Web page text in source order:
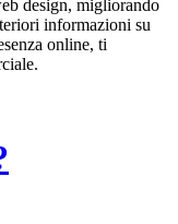
design, migliorando
informazioni su
online, ti